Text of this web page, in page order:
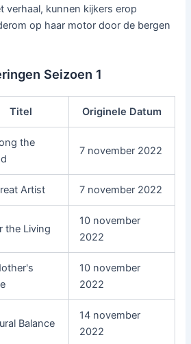
verhaal, kunnen kijkers erop
op haar motor door de bergen
Seizoen 1
Titel Originele Datum
the
7 november 2022
Artist 7 november 2022
the Living
10 november
2022
10 november
2022
Balance
14 november
2022